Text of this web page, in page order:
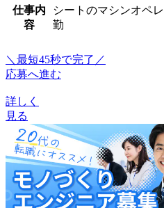
仕事内
容
シートのマシンオペ
勤
＼最短45秒で完了／
応募へ進む
詳しく
見る